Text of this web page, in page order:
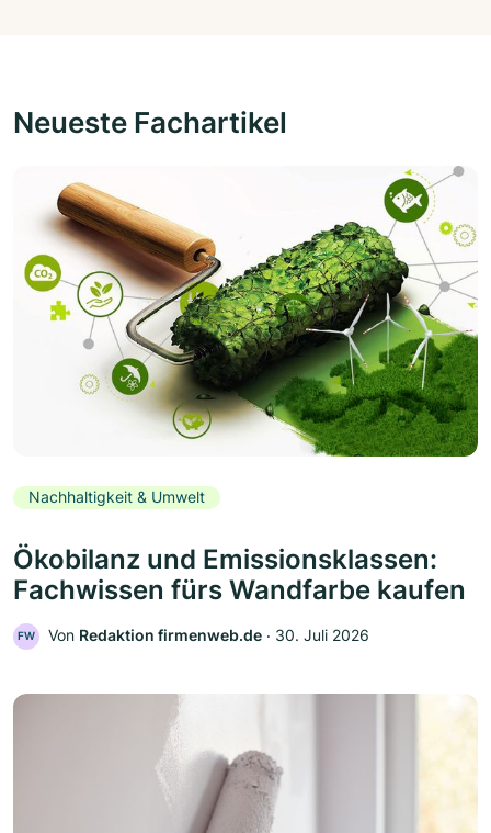
Neueste Fachartikel
Nachhaltigkeit & Umwelt
Ökobilanz und Emissionsklassen:
Fachwissen fürs Wandfarbe kaufen
FW Von Redaktion firmenweb.de ‧ 30. Juli 2026